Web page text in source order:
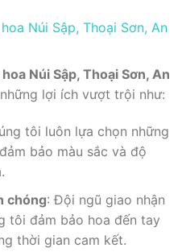
Núi Sập, Thoại Sơn, An
Núi Sập, Thoại Sơn, An
lợi ích vượt trội như:
tôi luôn lựa chọn những
bảo màu sắc và độ
chóng: Đội ngũ giao nhận
tôi đảm bảo hoa đến tay
thời gian cam kết.